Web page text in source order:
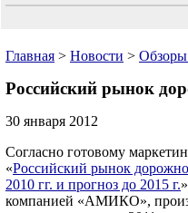
Главная > Новости >
Российский рынок
30 января 2012
Согласно готовому
«Российский рынок
2010 гг. и прогноз до 2015 г.
компанией «АМИКО»,